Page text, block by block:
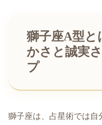
獅子座A型と
かさと誠実
プ
獅子座は、占星術では自